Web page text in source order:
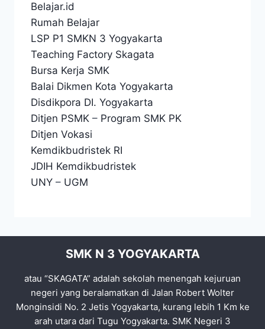
Belajar.id
Rumah Belajar
LSP P1 SMKN 3 Yogyakarta
Teaching Factory Skagata
Bursa Kerja SMK
Balai Dikmen Kota Yogyakarta
Disdikpora DI. Yogyakarta
Ditjen PSMK – Program SMK PK
Ditjen Vokasi
Kemdikbudristek RI
JDIH Kemdikbudristek
UNY – UGM
SMK N 3 YOGYAKARTA
atau “SKAGATA” adalah sekolah menengah kejuruan
negeri yang beralamatkan di Jalan Robert Wolter
Monginsidi No. 2 Jetis Yogyakarta, kurang lebih 1 Km ke
arah utara dari Tugu Yogyakarta. SMK Negeri 3